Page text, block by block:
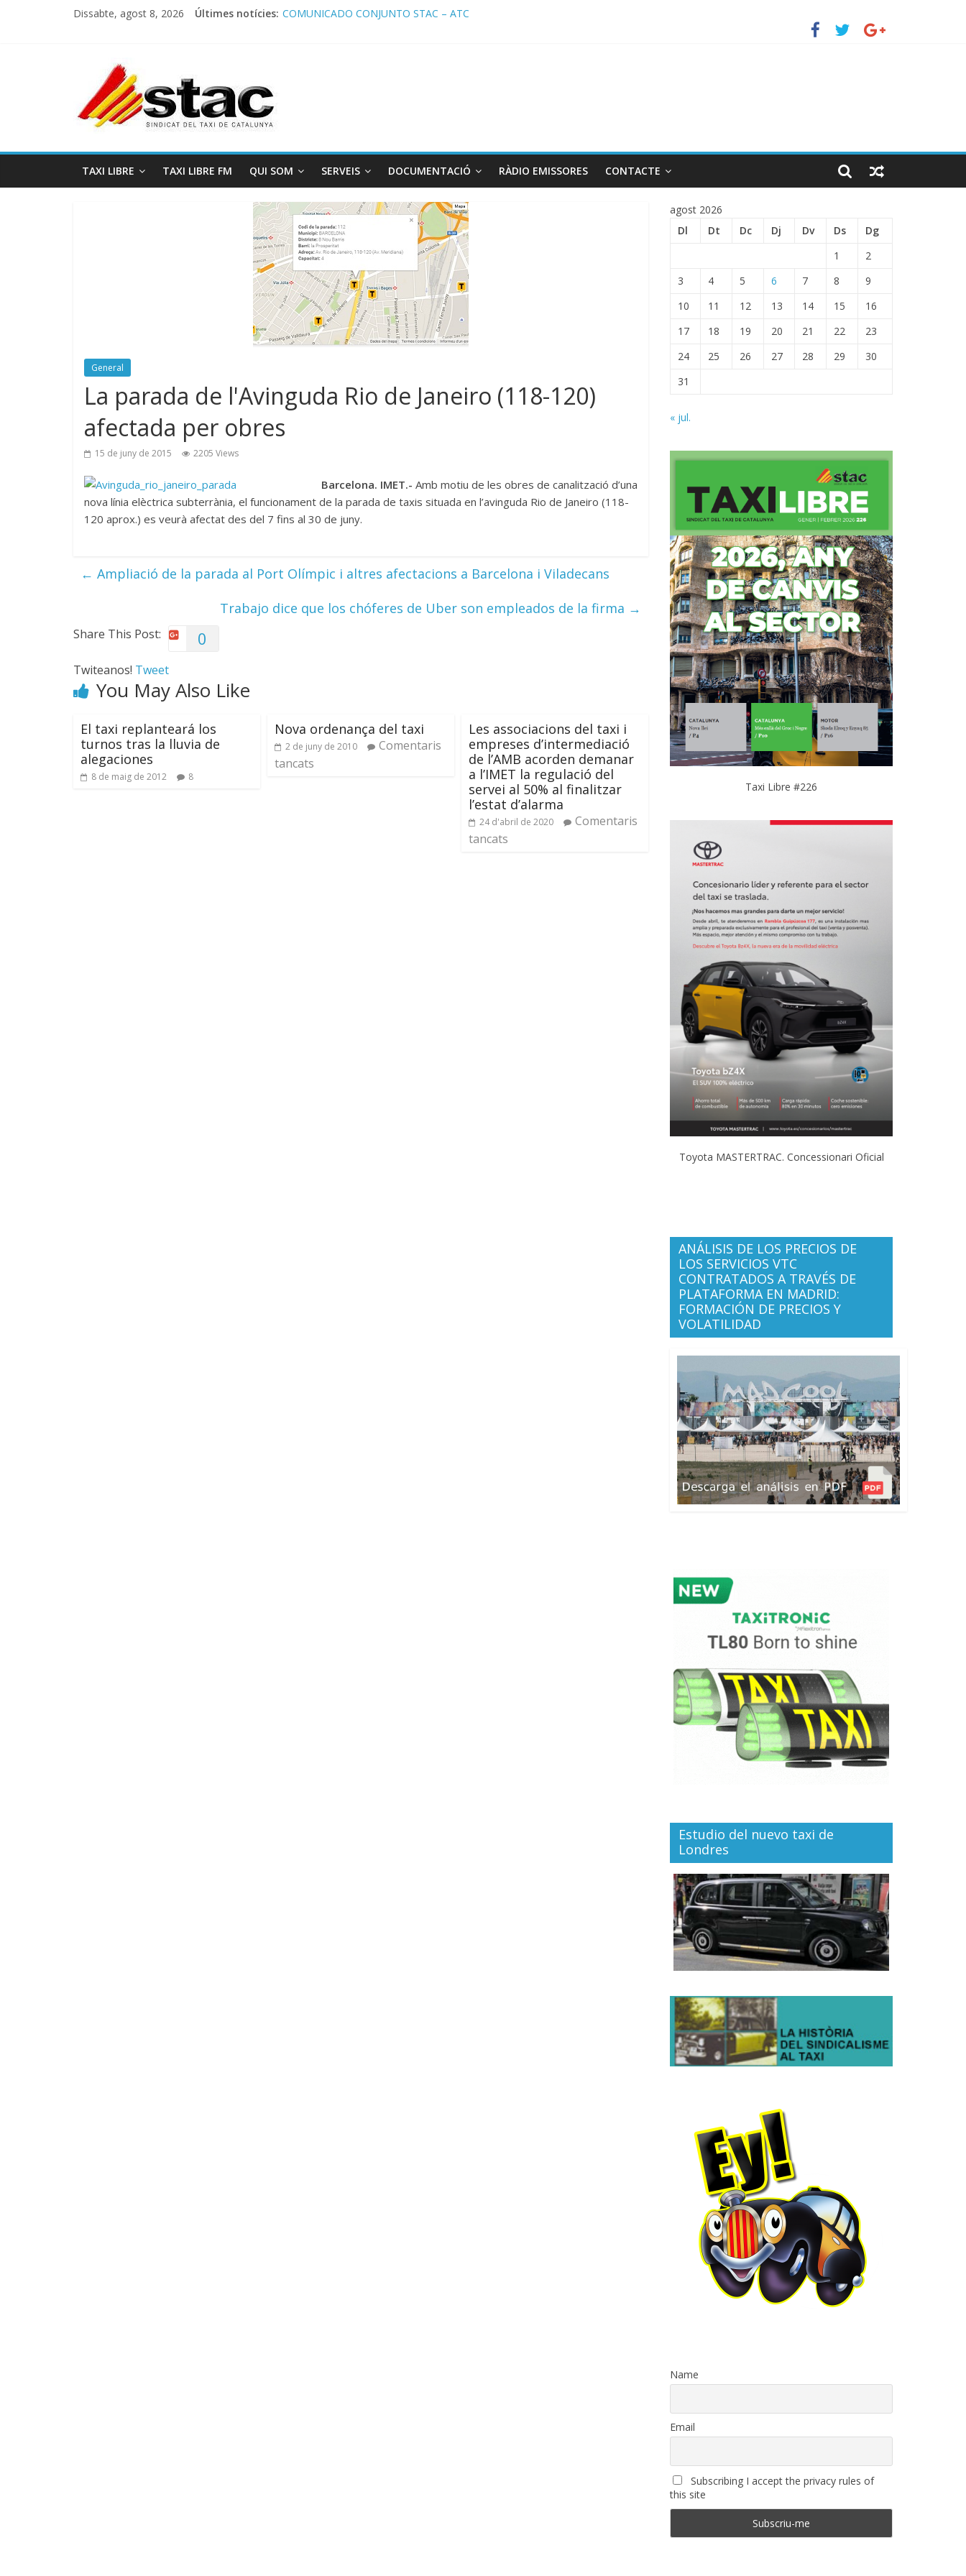
Dissabte, agost 8, 2026 Últimes notícies: COMUNICADO CONJUNTO STAC – ATC
TAXI LIBRE TAXI LIBRE FM QUI SOM SERVEIS DOCUMENTACIÓ RÀDIO EMISSORES CONTACTE
General
La parada de l'Avinguda Rio de Janeiro (118-120)
afectada per obres
15 de juny de 2015 2205 Views
Barcelona. IMET.- Amb motiu de les obres de canalització d’una
nova línia elèctrica subterrània, el funcionament de la parada de taxis situada en l’avinguda Rio de Janeiro (118-
120 aprox.) es veurà afectat des del 7 fins al 30 de juny.
← Ampliació de la parada al Port Olímpic i altres afectacions a Barcelona i Viladecans
Trabajo dice que los chóferes de Uber son empleados de la firma →
Share This Post: 0
Twiteanos! Tweet
You May Also Like
El taxi replanteará los
turnos tras la lluvia de
alegaciones
8 de maig de 2012 8
Nova ordenança del taxi
2 de juny de 2010
Comentaris
tancats
Les associacions del taxi i
empreses d’intermediació
de l’AMB acorden demanar
a l’IMET la regulació del
servei al 50% al finalitzar
l’estat d’alarma
24 d'abril de 2020
Comentaris
tancats
agost 2026
Dl
Dt Dc Dj Dv Ds
Dg
1
2
3
4 5 6 7 8
9
10
11 12 13 14 15
16
17
18 19 20 21 22
23
24
25 26 27 28 29
30
31
« jul.
Taxi Libre #226
Toyota MASTERTRAC. Concessionari Oficial
ANÁLISIS DE LOS PRECIOS DE
LOS SERVICIOS VTC
CONTRATADOS A TRAVÉS DE
PLATAFORMA EN MADRID:
FORMACIÓN DE PRECIOS Y
VOLATILIDAD
Estudio del nuevo taxi de
Londres
Name
Email
Subscribing I accept the privacy rules of
this site